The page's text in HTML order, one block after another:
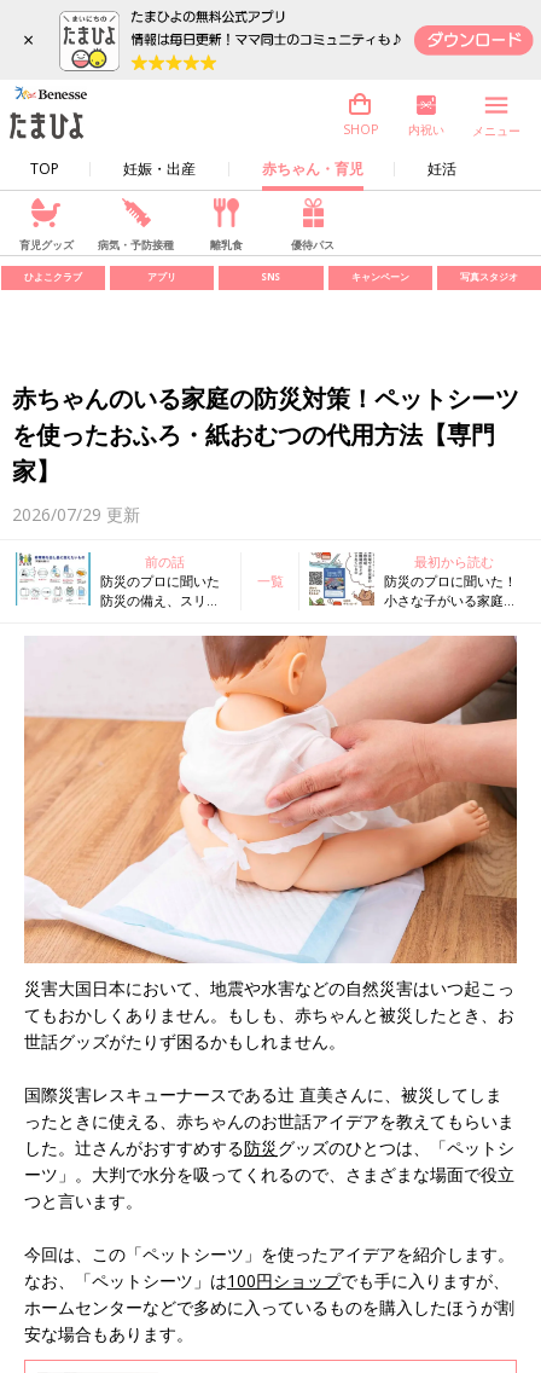
×
TOP 妊娠・出産 赤ちゃん・育児 妊活
SHOP 内祝い メニュー
育児グッズ 病気・予防接種 離乳食 優待パス
ひよこクラブ アプリ SNS キャンペーン 写真スタジオ
赤ちゃんのいる家庭の防災対策！ペットシーツ
を使ったおふろ・紙おむつの代用方法【専門
家】
2026/07/29 更新
前の話
防災のプロに聞いた
防災の備え、スリッ
絶対知っておきたい
一覧
最初から読む
防災のプロに聞いた！
小さな子がいる家庭
くべき４つの備え
災害大国日本において、地震や水害などの自然災害はいつ起こっ
てもおかしくありません。もしも、赤ちゃんと被災したとき、お
世話グッズがたりず困るかもしれません。
国際災害レスキューナースである辻 直美さんに、被災してしま
ったときに使える、赤ちゃんのお世話アイデアを教えてもらいま
した。辻さんがおすすめする防災グッズのひとつは、「ペットシ
ーツ」。大判で水分を吸ってくれるので、さまざまな場面で役立
つと言います。
今回は、この「ペットシーツ」を使ったアイデアを紹介します。
なお、「ペットシーツ」は100円ショップでも手に入りますが、
ホームセンターなどで多めに入っているものを購入したほうが割
安な場合もあります。